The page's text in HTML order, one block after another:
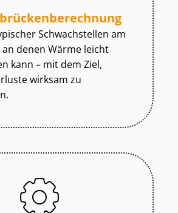
Schwachstellen am
an denen Wärme leicht
kann – mit dem Ziel,
wirksam zu